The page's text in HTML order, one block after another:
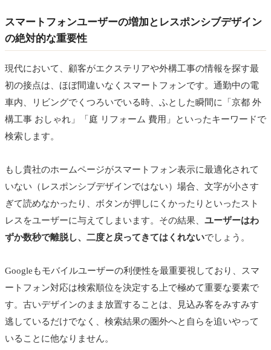
スマートフォンユーザーの増加とレスポンシブデザイン
の絶対的な重要性
現代において、顧客がエクステリアや外構工事の情報を探す最
初の接点は、ほぼ間違いなくスマートフォンです。通勤中の電
車内、リビングでくつろいでいる時、ふとした瞬間に「京都 外
構工事 おしゃれ」「庭 リフォーム 費用」といったキーワードで
検索します。
もし貴社のホームページがスマートフォン表示に最適化されて
いない（レスポンシブデザインではない）場合、文字が小さす
ぎて読めなかったり、ボタンが押しにくかったりといったスト
レスをユーザーに与えてしまいます。その結果、 ユーザーはわ
ずか数秒で離脱し、二度と戻ってきてはくれないでしょう。
Googleもモバイルユーザーの利便性を最重要視しており、スマ
ートフォン対応は検索順位を決定する上で極めて重要な要素で
す。古いデザインのまま放置することは、見込み客をみすみす
逃しているだけでなく、検索結果の圏外へと自らを追いやって
いることに他なりません。